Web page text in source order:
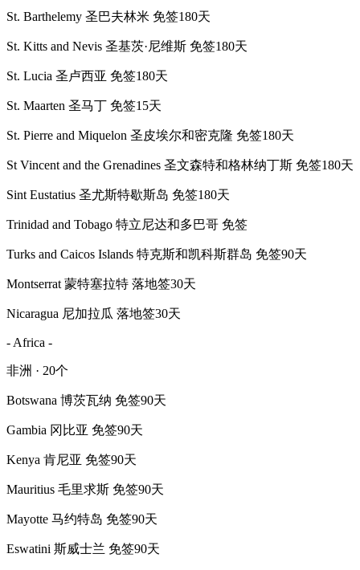
St. Barthelemy 圣巴夫林米 免签180天
St. Kitts and Nevis 圣基茨·尼维斯 免签180天
St. Lucia 圣卢西亚 免签180天
St. Maarten 圣马丁 免签15天
St. Pierre and Miquelon 圣皮埃尔和密克隆 免签180天
St Vincent and the Grenadines 圣文森特和格林纳丁斯 免签180天
Sint Eustatius 圣尤斯特歇斯岛 免签180天
Trinidad and Tobago 特立尼达和多巴哥 免签
Turks and Caicos Islands 特克斯和凯科斯群岛 免签90天
Montserrat 蒙特塞拉特 落地签30天
Nicaragua 尼加拉瓜 落地签30天
- Africa -
非洲 · 20个
Botswana 博茨瓦纳 免签90天
Gambia 冈比亚 免签90天
Kenya 肯尼亚 免签90天
Mauritius 毛里求斯 免签90天
Mayotte 马约特岛 免签90天
Eswatini 斯威士兰 免签90天